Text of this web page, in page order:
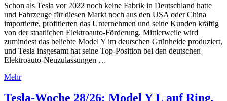
Schon als Tesla vor 2022 noch keine Fabrik in Deutschland hatte
und Fahrzeuge für diesen Markt noch aus den USA oder China
importierte, profitierten das Unternehmen und seine Kunden kräftig
von der staatlichen Elektroauto-Förderung. Mittlerweile wird
zumindest das beliebte Model Y im deutschen Grünheide produziert,
und Tesla insgesamt hat seine Top-Position bei den deutschen
Elektroauto-Neuzulassungen …
Mehr
Tesla-Woche 28/26: Model Y L auf Ring,